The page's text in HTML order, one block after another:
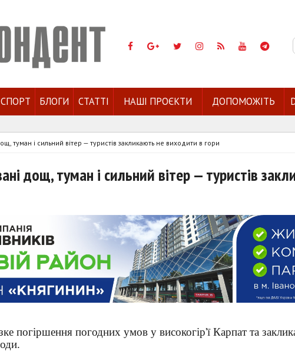
СПОРТ БЛОГИ СТАТТІ НАШІ ПРОЄКТИ ДОПОМОЖІТЬ
туман і сильний вітер — туристів закликають не виходити в гори
дощ, туман і сильний вітер — туристів
погіршення погодних умов у високогір'ї Карпат та